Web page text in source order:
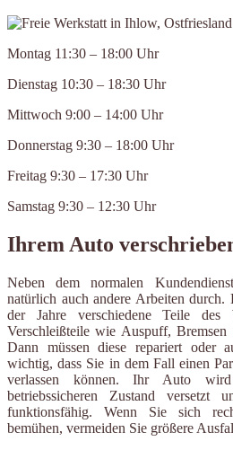
Montag 11:30 – 18:00 Uhr
Dienstag 10:30 – 18:30 Uhr
Mittwoch 9:00 – 14:00 Uhr
Donnerstag 9:30 – 18:00 Uhr
Freitag 9:30 – 17:30 Uhr
Samstag 9:30 – 12:30 Uhr
Ihrem Auto
Neben dem normalen
natürlich auch andere Arbeiten durch.
der Jahre verschiedene Teile des
Verschleißteile wie Auspuff,
Dann müssen diese repariert oder
wichtig, dass Sie in dem Fall einen
verlassen können. Ihr Auto
betriebssicheren Zustand
funktionsfähig. Wenn Sie sich
bemühen, vermeiden Sie größere